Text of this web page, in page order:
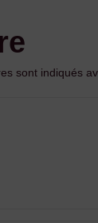
sont indiqués